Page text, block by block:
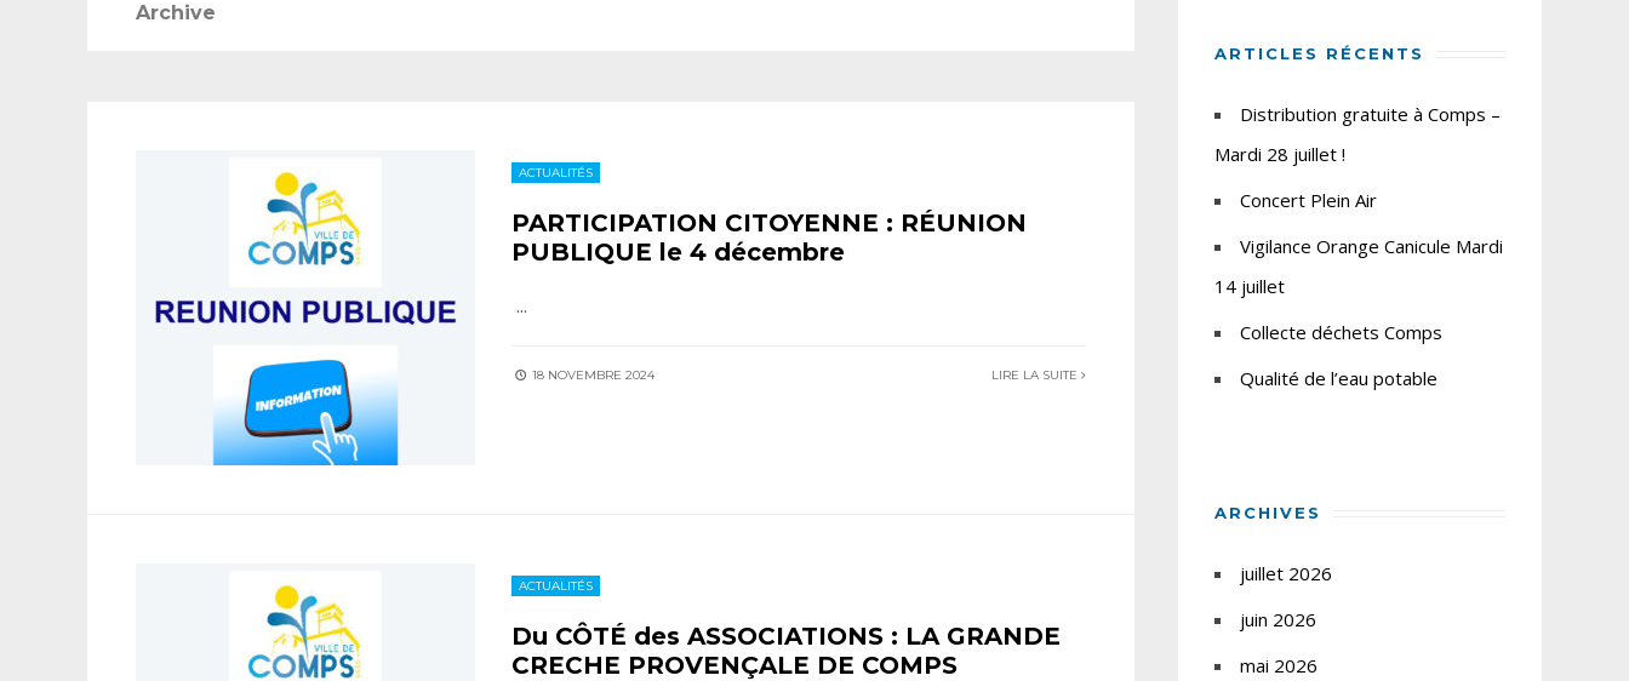
Archive
ACTUALITÉS
PARTICIPATION CITOYENNE : RÉUNION
PUBLIQUE le 4 décembre
...
18 NOVEMBRE 2024 LIRE LA SUITE
ACTUALITÉS
Du CÔTÉ des ASSOCIATIONS : LA GRANDE
CRECHE PROVENÇALE DE COMPS
ARTICLES RÉCENTS
Distribution gratuite à Comps –
Mardi 28 juillet !
Concert Plein Air
Vigilance Orange Canicule Mardi
14 juillet
Collecte déchets Comps
Qualité de l’eau potable
ARCHIVES
juillet 2026
juin 2026
mai 2026